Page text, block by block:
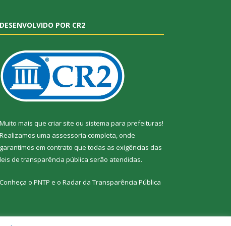
DESENVOLVIDO POR CR2
Muito mais que criar site ou sistema para prefeituras!
Realizamos uma assessoria completa, onde
garantimos em contrato que todas as exigências das
leis de transparência pública serão atendidas.
Conheça o PNTP e o Radar da Transparência Pública